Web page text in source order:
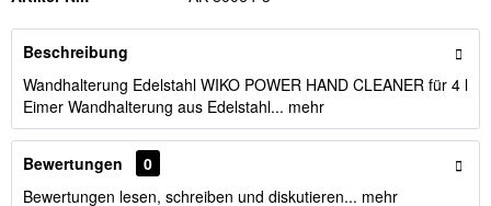
Beschreibung
Wandhalterung Edelstahl WIKO POWER HAND CLEANER für 4 l
Eimer Wandhalterung aus Edelstahl... mehr
Bewertungen
0
Bewertungen lesen, schreiben und diskutieren... mehr